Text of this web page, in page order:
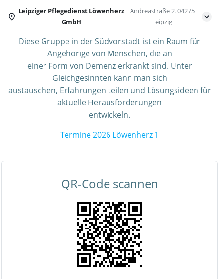
Leipziger Pflegedienst Löwenherz
GmbH
Andreastraße 2, 04275
Leipzig
Diese Gruppe in der Südvorstadt ist ein Raum für
Angehörige von Menschen, die an
einer Form von Demenz erkrankt sind. Unter
Gleichgesinnten kann man sich
austauschen, Erfahrungen teilen und Lösungsideen für
aktuelle Herausforderungen
entwickeln.
Termine 2026 Löwenherz 1
QR-Code scannen